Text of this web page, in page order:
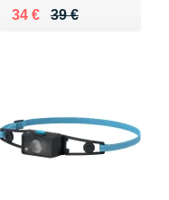
39 €
Au lieu de 39 €
34 €
Vendu 34 €